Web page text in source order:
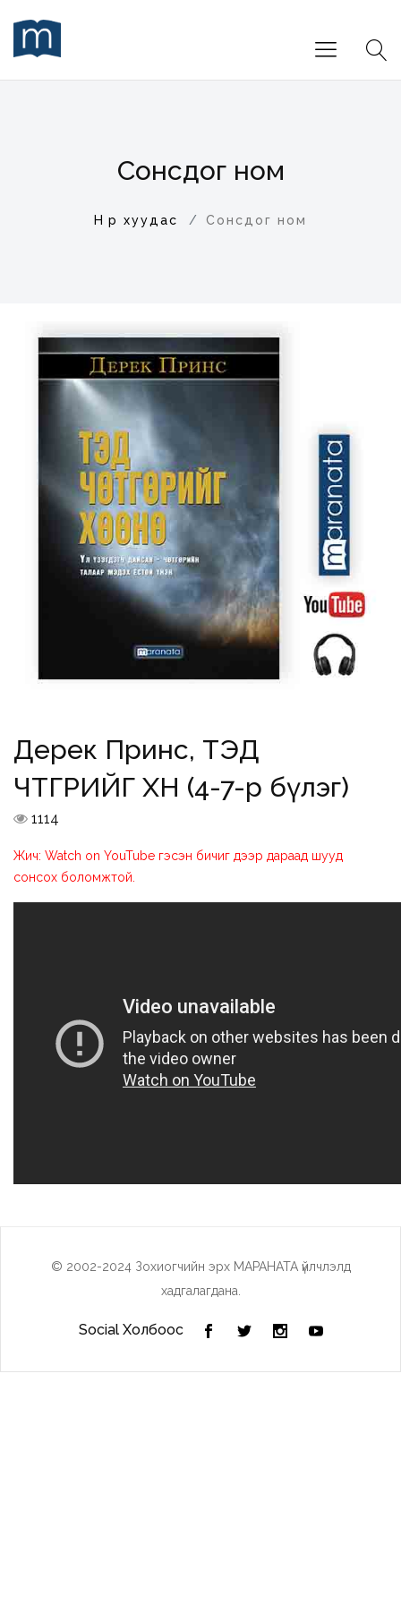
Сонсдог ном
Нүүр хуудас Сонсдог ном
Дерек Принс, ТЭД
ЧӨТГӨРИЙГ ХӨӨНӨ (4-7-р бүлэг)
1114
Жич: Watch on YouTube гэсэн бичиг дээр дараад шууд
сонсох боломжтой.
© 2002-2024 Зохиогчийн эрх МАРАНАТА үйлчлэлд
хадгалагдана.
Social Холбоос